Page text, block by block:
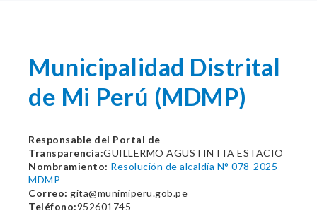
Municipalidad Distrital
de Mi Perú (MDMP)
Responsable del Portal de
Transparencia:GUILLERMO AGUSTIN ITA ESTACIO
Nombramiento: Resolución de alcaldía N° 078-2025-
MDMP
Correo: gita@munimiperu.gob.pe
Teléfono:952601745